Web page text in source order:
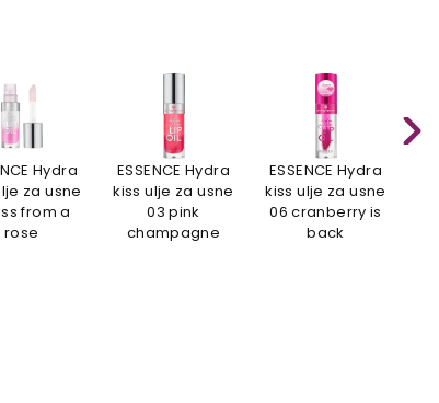
Hydra
za usne
from a
rose
ESSENCE Hydra
kiss ulje za usne
03 pink
champagne
ESSENCE Hydra
kiss ulje za usne
06 cranberry is
back